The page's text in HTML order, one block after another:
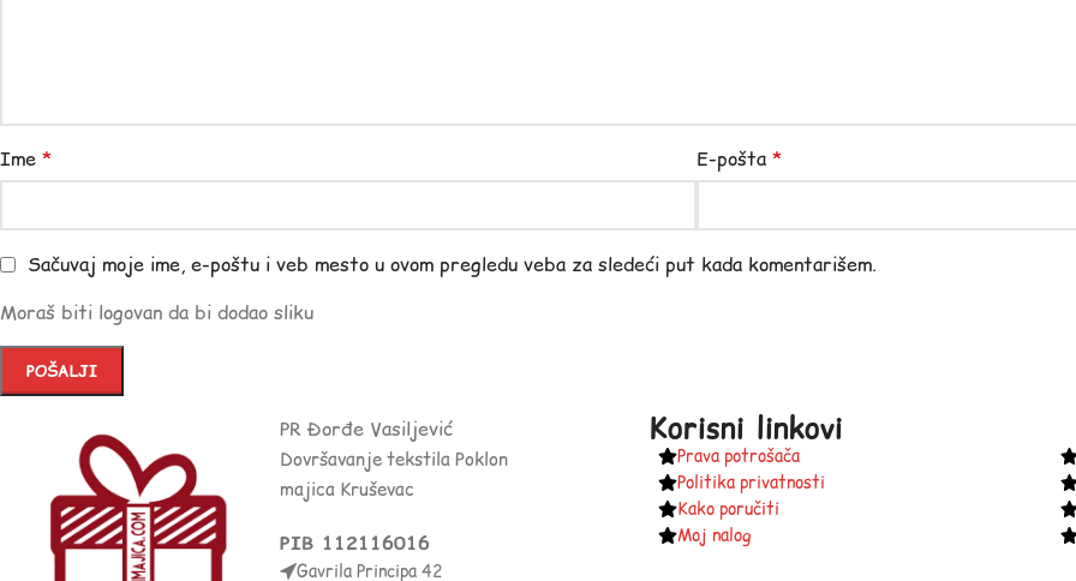
Ime * E-pošta *
Sačuvaj moje ime, e-poštu i veb mesto u ovom pregledu veba za sledeći put kada komentarišem.
Moraš biti logovan da bi dodao sliku
PR Đorđe Vasiljević
Dovršavanje tekstila Poklon
majica Kruševac
PIB 112116016
Gavrila Principa 42
Korisni linkovi
Prava potrošača
Politika privatnosti
Kako poručiti
Moj nalog